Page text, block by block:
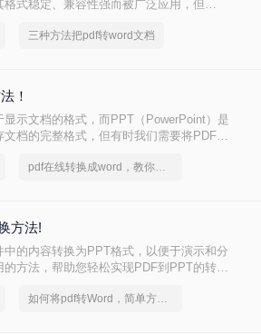
式稳定、兼容性强而被广泛应用，但
松完成格式转换。
三种方法把pdf转word文档
！
示文档的格式，而PPT（PowerPoint）是
档的完整格式，但有时我们需要将PDF文
。
pdf在线转换成word，教你一个方法
方法!
的内容转换为PPT格式，以便于演示和分
方法，帮助您轻松实现PDF到PPT的转
如何将pdf转Word，简单方法教你一招